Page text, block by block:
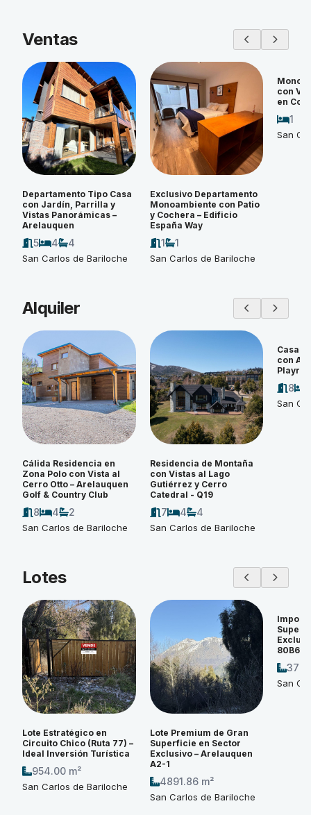
Ventas
Departamento Tipo Casa
con Jardín, Parrilla y
Vistas Panorámicas –
Arelauquen
5 4 4
San Carlos de Bariloche
Exclusivo Departamento
Monoambiente con Patio
y Cochera – Edificio
España Way
1 1
San Carlos de Bariloche
con
en
1
San
Alquiler
Cálida Residencia en
Zona Polo con Vista al
Cerro Otto – Arelauquen
Golf & Country Club
8 4 2
San Carlos de Bariloche
Residencia de Montaña
con Vistas al Lago
Gutiérrez y Cerro
Catedral - Q19
7 4 4
San Carlos de Bariloche
Casa
con
8
San
Lotes
Lote Estratégico en
Circuito Chico (Ruta 77) –
Ideal Inversión Turística
954.00 m²
San Carlos de Bariloche
Lote Premium de Gran
Superficie en Sector
Exclusivo – Arelauquen
A2-1
4891.86 m²
San Carlos de Bariloche
80B6
San